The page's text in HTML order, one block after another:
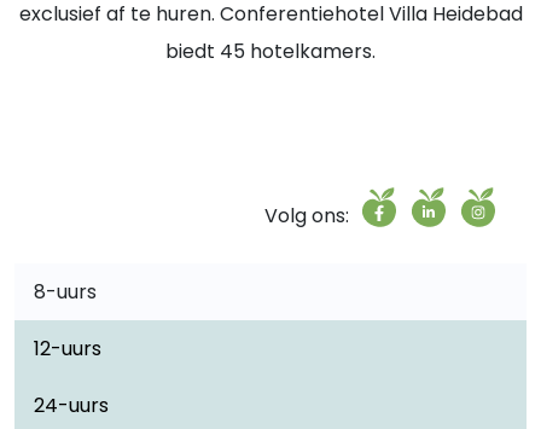
exclusief af te huren. Conferentiehotel Villa Heidebad
biedt 45 hotelkamers.
Volg ons:
8-uurs
12-uurs
24-uurs